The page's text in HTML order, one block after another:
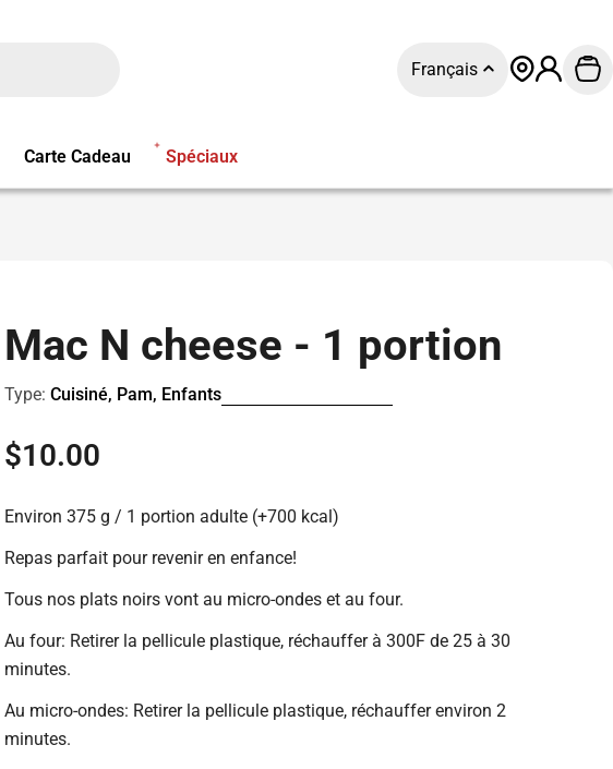
L
g
Français
Carte Cadeau Spéciaux
Ouvrir le média 1 en mode modal
Mac N cheese - 1 portion
Type: Cuisiné, Pam, Enfants
Prix
régulier
$10.00
Environ 375 g / 1 portion adulte (+700 kcal)
Repas parfait pour revenir en enfance!
Tous nos plats noirs vont au micro-ondes et au four.
Au four: Retirer la pellicule plastique, réchauffer à 300F de 25 à 30
minutes.
Au micro-ondes: Retirer la pellicule plastique, réchauffer environ 2
minutes.